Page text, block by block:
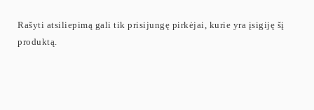
Rašyti atsiliepimą gali tik prisijungę pirkėjai, kurie yra įsigiję šį
produktą.